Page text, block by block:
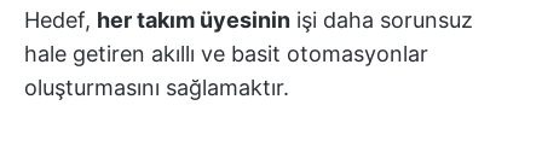
Hedef, her takım üyesinin işi daha sorunsuz
hale getiren akıllı ve basit otomasyonlar
oluşturmasını sağlamaktır.